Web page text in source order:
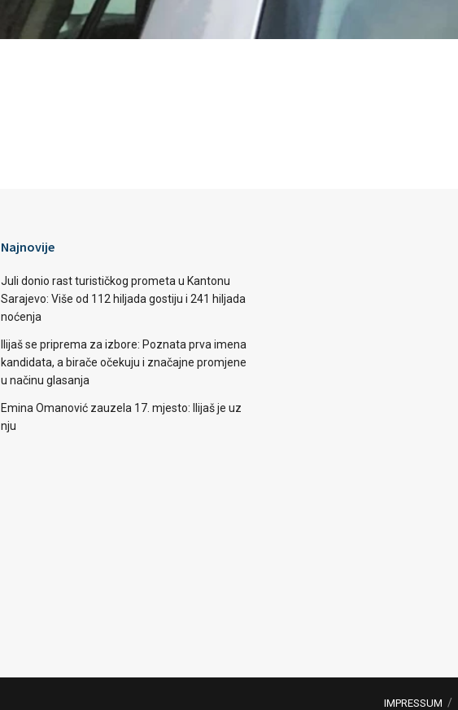
Najnovije
Juli donio rast turističkog prometa u Kantonu
Sarajevo: Više od 112 hiljada gostiju i 241 hiljada
noćenja
Ilijaš se priprema za izbore: Poznata prva imena
kandidata, a birače očekuju i značajne promjene
u načinu glasanja
Emina Omanović zauzela 17. mjesto: Ilijaš je uz
nju
IMPRESSUM